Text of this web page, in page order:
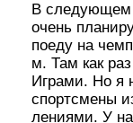
В следующем
очень
поеду на
м. Там как
Играми. Но я
спортсмены
лениями. У